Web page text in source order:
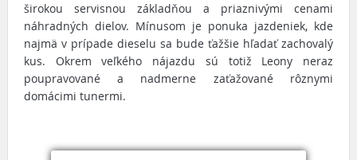
širokou servisnou základňou a priaznivými cenami
náhradných dielov. Mínusom je ponuka jazdeniek, kde
najmä v prípade dieselu sa bude ťažšie hľadať zachovalý
kus. Okrem veľkého nájazdu sú totiž Leony neraz
poupravované a nadmerne zaťažované rôznymi
domácimi tunermi.